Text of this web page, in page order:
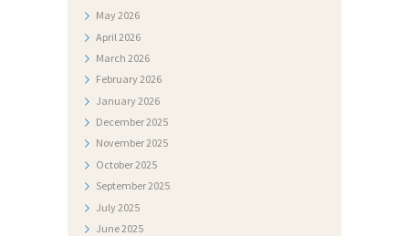
May2026
April 2026
March 2026
February2026
January2026
December2025
November2025
October2025
September2025
July2025
June2025